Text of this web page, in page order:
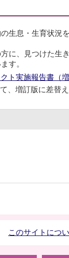
生息・生育状況
に、見つけた生
す。
ト実施報告書（
、増訂版に差替
このサイトにつ